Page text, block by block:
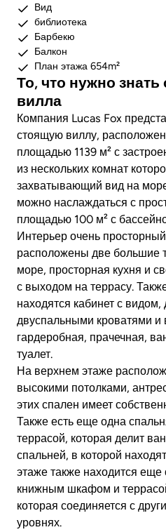
Вид
библиотека
Барбекю
Балкон
План этажа 654m²
То, что нужно
вилла
Компания Lucas Fox
стоящую виллу,
площадью 1139 м² с
из нескольких комнат
захватывающий вид на
можно наслаждаться с
площадью 100 м² с
Интерьер очень
расположены две большие
море, просторная кухня и
с выходом на террасу.
находятся кабинет с видом,
двуспальными кроватями
гардеробная, прачечная,
туалет.
На верхнем этаже
высокими потолками,
этих спален имеет
Также есть еще одна
террасой, которая делит
спальней, в которой
этаже также находится еще
книжным шкафом и
которая соединяется с
уровнях.